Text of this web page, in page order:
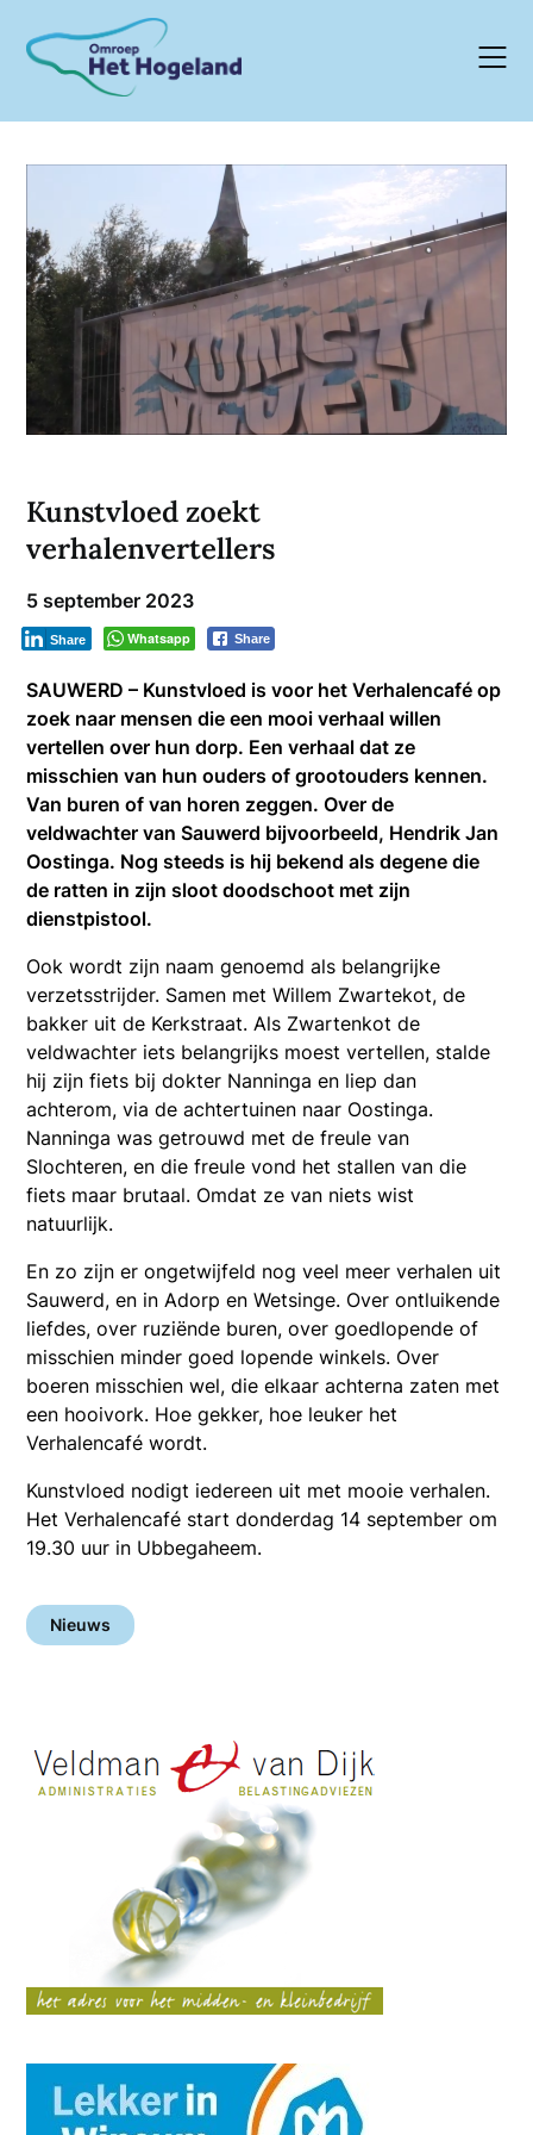
content
Kunstvloed zoekt
verhalenvertellers
5 september 2023
Whatsapp Share
Share
SAUWERD – Kunstvloed is voor het Verhalencafé op
zoek naar mensen die een mooi verhaal willen
vertellen over hun dorp. Een verhaal dat ze
misschien van hun ouders of grootouders kennen.
Van buren of van horen zeggen. Over de
veldwachter van Sauwerd bijvoorbeeld, Hendrik Jan
Oostinga. Nog steeds is hij bekend als degene die
de ratten in zijn sloot doodschoot met zijn
dienstpistool.
Ook wordt zijn naam genoemd als belangrijke
verzetsstrijder. Samen met Willem Zwartekot, de
bakker uit de Kerkstraat. Als Zwartenkot de
veldwachter iets belangrijks moest vertellen, stalde
hij zijn fiets bij dokter Nanninga en liep dan
achterom, via de achtertuinen naar Oostinga.
Nanninga was getrouwd met de freule van
Slochteren, en die freule vond het stallen van die
fiets maar brutaal. Omdat ze van niets wist
natuurlijk.
En zo zijn er ongetwijfeld nog veel meer verhalen uit
Sauwerd, en in Adorp en Wetsinge. Over ontluikende
liefdes, over ruziënde buren, over goedlopende of
misschien minder goed lopende winkels. Over
boeren misschien wel, die elkaar achterna zaten met
een hooivork. Hoe gekker, hoe leuker het
Verhalencafé wordt.
Kunstvloed nodigt iedereen uit met mooie verhalen.
Het Verhalencafé start donderdag 14 september om
19.30 uur in Ubbegaheem.
Nieuws